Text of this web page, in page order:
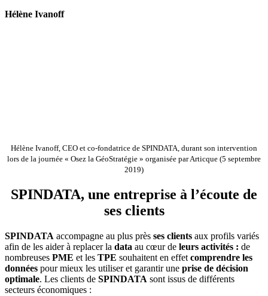
Hélène Ivanoff
Hélène Ivanoff, CEO et co-fondatrice de SPINDATA, durant son intervention
lors de la journée « Osez la GéoStratégie » organisée par Articque (5 septembre
2019)
SPINDATA, une entreprise à l’écoute de
ses clients
SPINDATA accompagne au plus près ses clients aux profils variés
afin de les aider à replacer la data au cœur de leurs activités : de
nombreuses PME et les TPE souhaitent en effet comprendre les
données pour mieux les utiliser et garantir une prise de décision
optimale. Les clients de SPINDATA sont issus de différents
secteurs économiques :